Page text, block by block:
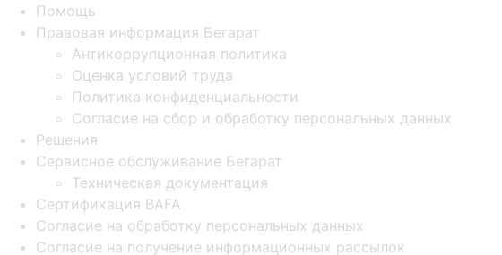
Помощь
Правовая информация Бегарат
Антикоррупционная политика
Оценка условий труда
Политика конфиденциальности
Согласие на сбор и обработку персональных данных
Решения
Сервисное обслуживание Бегарат
Техническая документация
Сертификация BAFA
Согласие на обработку персональных данных
Согласие на получение информационных рассылок